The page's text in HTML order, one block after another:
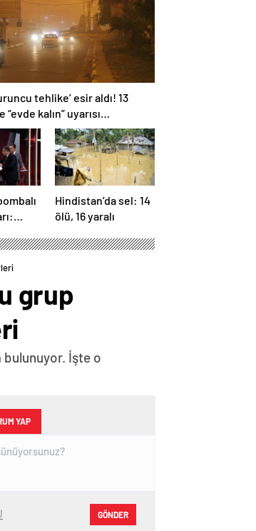
planı güncelleniyor!
tehlike’ esir aldı! 13
kalın” uyarısı…
Hindistan’da sel: 14
ölü, 16 yaralı
grup
bulunuyor. İşte o
YAP
GÖNDER